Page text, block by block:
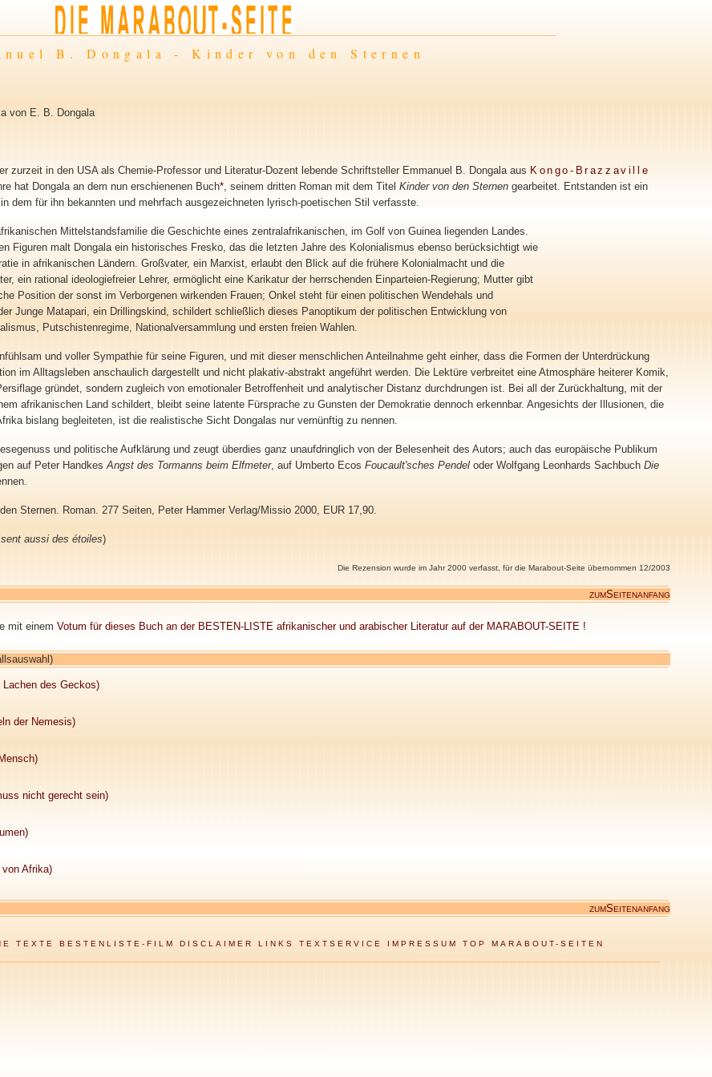
B. Dongala - Kinder von den Sternen
von E. B. Dongala
zurzeit in den USA als Chemie-Professor und Literatur-Dozent lebende Schriftsteller Emmanuel B. Dongala aus Kongo-Brazzaville
hat Dongala an dem nun erschienenen Buch*, seinem dritten Roman mit dem Titel Kinder von den Sternen gearbeitet. Entstanden ist ein
dem für ihn bekannten und mehrfach ausgezeichneten lyrisch-poetischen Stil verfasste.
Mittelstandsfamilie die Geschichte eines zentralafrikanischen, im Golf von Guinea liegenden Landes.
Figuren malt Dongala ein historisches Fresko, das die letzten Jahre des Kolonialismus ebenso berücksichtigt wie
in afrikanischen Ländern. Großvater, ein Marxist, erlaubt den Blick auf die frühere Kolonialmacht und die
ein rational ideologiefreier Lehrer, ermöglicht eine Karikatur der herrschenden Einparteien-Regierung; Mutter gibt
Position der sonst im Verborgenen wirkenden Frauen; Onkel steht für einen politischen Wendehals und
Junge Matapari, ein Drillingskind, schildert schließlich dieses Panoptikum der politischen Entwicklung von
Putschistenregime, Nationalversammlung und ersten freien Wahlen.
und voller Sympathie für seine Figuren, und mit dieser menschlichen Anteilnahme geht einher, dass die Formen der Unterdrückung
im Alltagsleben anschaulich dargestellt und nicht plakativ-abstrakt angeführt werden. Die Lektüre verbreitet eine Atmosphäre heiterer Komik,
gründet, sondern zugleich von emotionaler Betroffenheit und analytischer Distanz durchdrungen ist. Bei all der Zurückhaltung, mit der
afrikanischen Land schildert, bleibt seine latente Fürsprache zu Gunsten der Demokratie dennoch erkennbar. Angesichts der Illusionen, die
bislang begleiteten, ist die realistische Sicht Dongalas nur vernünftig zu nennen.
und politische Aufklärung und zeugt überdies ganz unaufdringlich von der Belesenheit des Autors; auch das europäische Publikum
auf Peter HandkesAngst des Tormanns beim Elfmeter, auf Umberto Ecos Foucault'sches Pendel oder Wolfgang Leonhards Sachbuch Die
Sternen. Roman. 277 Seiten, Peter Hammer Verlag/Missio 2000, EUR 17,90.
aussi des étoiles)
Die Rezension wurde im Jahr 2000 verfasst, für die Marabout-Seite übernommen 12/2003
ZUMSEITENANFANG
mit einem Votum für dieses Buch an der BESTEN-LISTE afrikanischer und arabischer Literatur auf der MARABOUT-SEITE !
Lachen des Geckos)
der Nemesis)
nicht gerecht sein)
Afrika)
ZUMSEITENANFANG
TEXTE BESTENLISTE-FILM DISCLAIMER LINKS TEXTSERVICE IMPRESSUM TOP MARABOUT-SEITEN